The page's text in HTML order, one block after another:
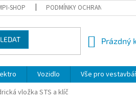
SHOP PODMÍNKY OCHRANY OSOBNÍCH
NÁKUPNÍ
Prázdný
Vozidlo Vše pro
vložka STS a klíč